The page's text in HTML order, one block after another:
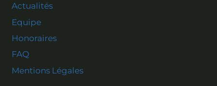
Actualités
Equipe
Honoraires
FAQ
Mentions Légales